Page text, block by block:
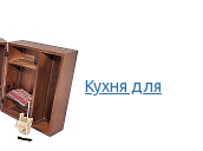
Кухня для